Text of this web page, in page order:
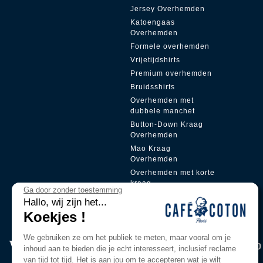
Jersey Overhemden
Katoengaas
Overhemden
Formele overhemden
Vrijetijdshirts
Premium overhemden
Bruidsshirts
Overhemden met
dubbele manchet
Button-Down Kraag
Overhemden
Mao Kraag
Overhemden
Overhemden met korte
kraag
Verborgen sluiting
Word lid van onze Pri̇vi̇lege Club
Ga door zonder toestemming
Hallo, wij zijn het...
Koekjes !
We gebruiken ze om het publiek te meten, maar vooral om je
inhoud aan te bieden die je echt interesseert, inclusief reclame
van tijd tot tijd. Het is aan jou om te accepteren wat je wilt